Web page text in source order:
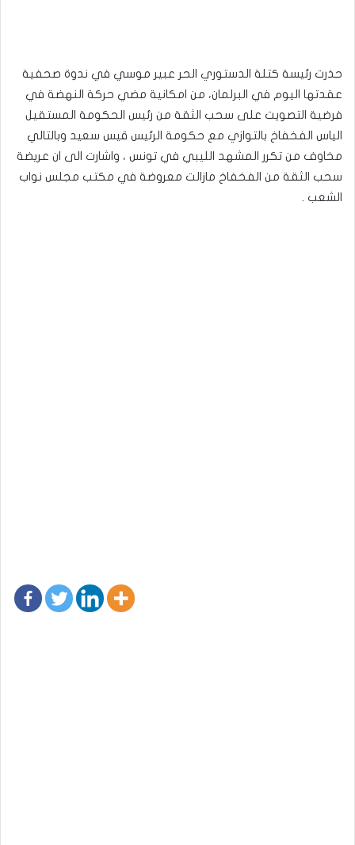
حذرت رئيسة كتلة الدستوري الحر عبير موسي في ندوة صحفية
عقدتها اليوم في البرلمان، من امكانية مضي حركة النهضة في
فرضية التصويت على سحب الثقة من رئيس الحكومة المستقيل
الياس الفخفاخ بالتوازي مع حكومة الرئيس قيس سعيد وبالتالي
مخاوف من تكرر المشهد الليبي في تونس ، واشارت الى ان عريضة
سحب الثقة من الفخفاخ مازالت معروضة في مكتب مجلس نواب
الشعب .